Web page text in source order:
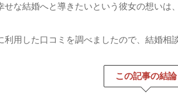
せな結婚へと導きたいという彼女の想いは
利用した口コミを調べましたので、結婚相
この記事の結論